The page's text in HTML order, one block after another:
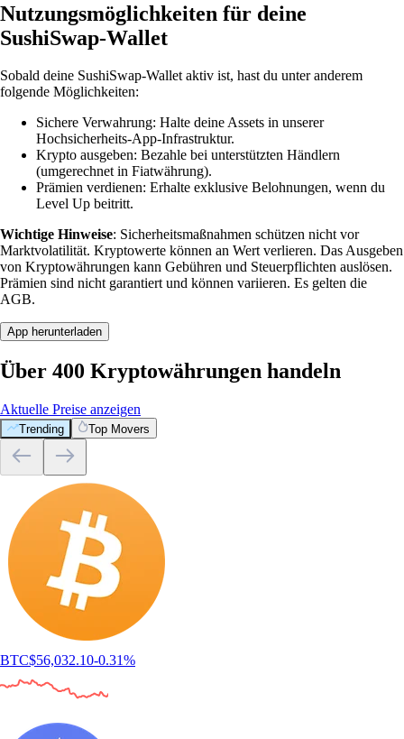
Nutzungsmöglichkeiten für deine
SushiSwap-Wallet
Sobald deine SushiSwap-Wallet aktiv ist, hast du unter anderem
folgende Möglichkeiten:
Sichere Verwahrung: Halte deine Assets in unserer
Hochsicherheits-App-Infrastruktur.
Krypto ausgeben: Bezahle bei unterstützten Händlern
(umgerechnet in Fiatwährung).
Prämien verdienen: Erhalte exklusive Belohnungen, wenn du
Level Up beitritt.
Wichtige Hinweise: Sicherheitsmaßnahmen schützen nicht vor
Marktvolatilität. Kryptowerte können an Wert verlieren. Das Ausgeben
von Kryptowährungen kann Gebühren und Steuerpflichten auslösen.
Prämien sind nicht garantiert und können variieren. Es gelten die
AGB.
App herunterladen
Über 400 Kryptowährungen handeln
Aktuelle Preise anzeigen
Trending Top Movers
BTC$56,032.10-0.31%